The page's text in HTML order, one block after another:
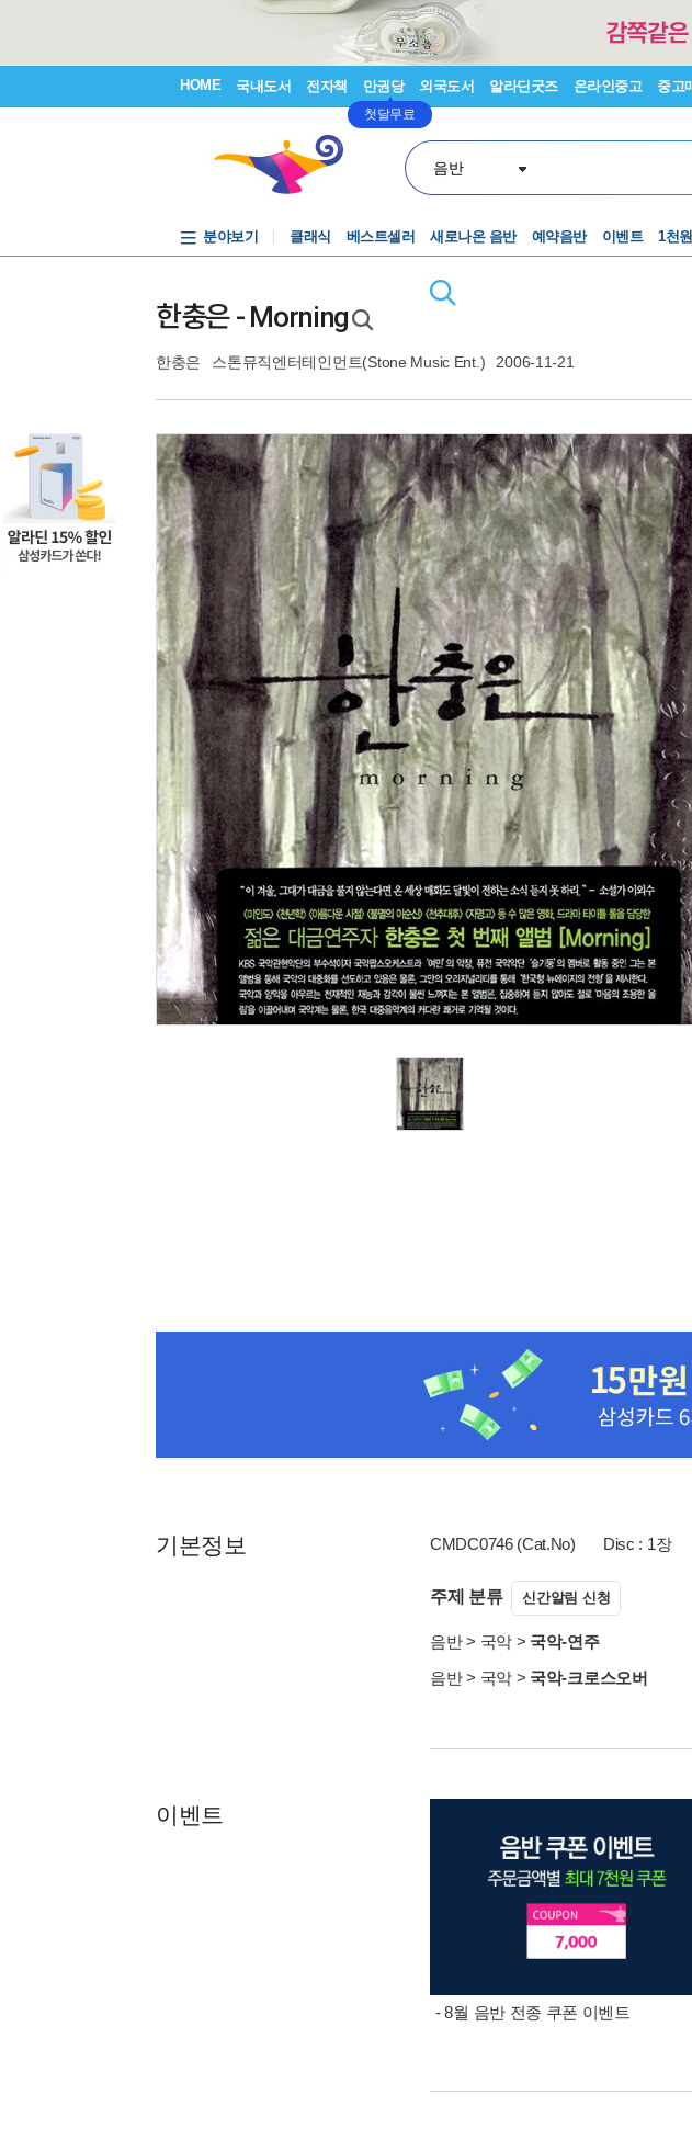
HOME 국내도서 전자책 만권당
첫달무료
외국도서 알라딘굿즈 온라인중고 중고
음반
분야보기 클래식 베스트셀러 새로나온 음반 예약음반 이벤트
1천
중고
한충은 - Morning
한충은 스톤뮤직엔터테인먼트(Stone Music Ent.) 2006-11-21
기본정보 CMDC0746 (Cat.No) Disc : 1장
주제 분류 신간알림 신청
음반> 국악> 국악-연주
음반> 국악> 국악-크로스오버
이벤트
- 8월 음반 전종 쿠폰 이벤트